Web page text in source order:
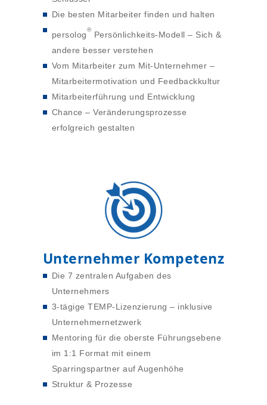
Die besten Mitarbeiter finden und halten
persolog
®
Persönlichkeits-Modell – Sich &
andere besser verstehen
Vom Mitarbeiter zum Mit-Unternehmer –
Mitarbeitermotivation und Feedbackkultur
Mitarbeiterführung und Entwicklung
Chance – Veränderungsprozesse
erfolgreich gestalten
Unternehmer Kompetenz
Die 7 zentralen Aufgaben des
Unternehmers
3-tägige TEMP-Lizenzierung – inklusive
Unternehmernetzwerk
Mentoring für die oberste Führungsebene
im 1:1 Format mit einem
Sparringspartner auf Augenhöhe
Struktur & Prozesse